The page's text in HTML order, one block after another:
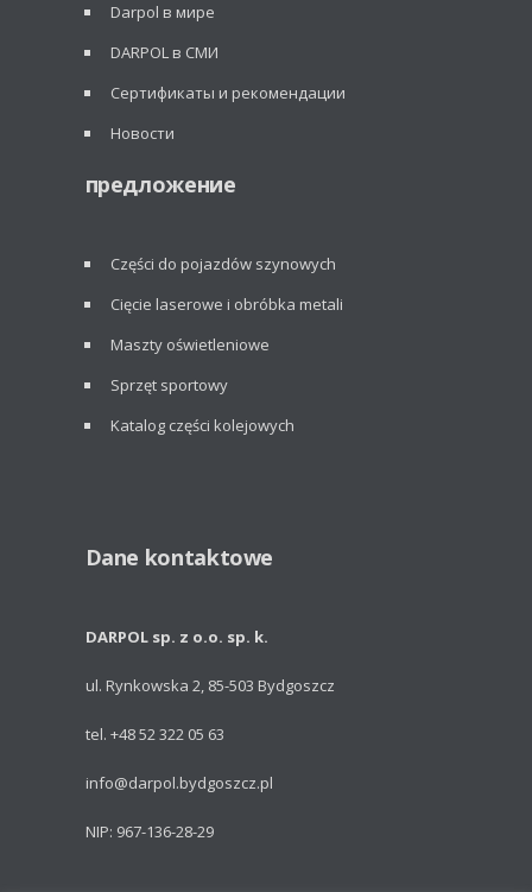
Darpol в мире
DARPOL в СМИ
Сертификаты и рекомендации
Новости
предложение
Części do pojazdów szynowych
Cięcie laserowe i obróbka metali
Maszty oświetleniowe
Sprzęt sportowy
Katalog części kolejowych
Dane kontaktowe
DARPOL sp. z o.o. sp. k.
ul. Rynkowska 2, 85-503 Bydgoszcz
tel. +48 52 322 05 63
info@darpol.bydgoszcz.pl
NIP: 967-136-28-29